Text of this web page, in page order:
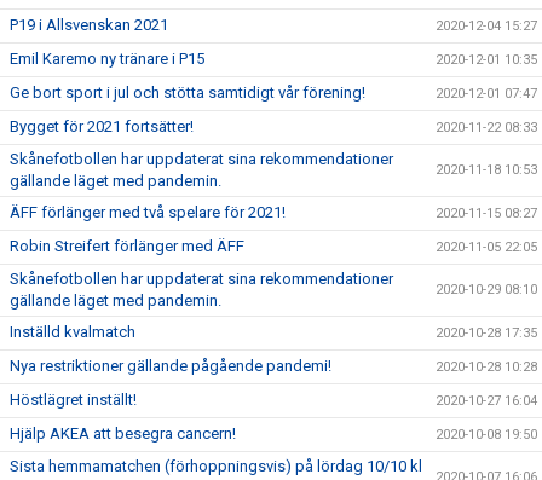
P19 i Allsvenskan 2021 2020-12-04 15:27
Emil Karemo ny tränare i P15 2020-12-01 10:35
Ge bort sport i jul och stötta samtidigt vår förening! 2020-12-01 07:47
Bygget för 2021 fortsätter! 2020-11-22 08:33
Skånefotbollen har uppdaterat sina rekommendationer
gällande läget med pandemin.
2020-11-18 10:53
ÄFF förlänger med två spelare för 2021! 2020-11-15 08:27
Robin Streifert förlänger med ÄFF 2020-11-05 22:05
Skånefotbollen har uppdaterat sina rekommendationer
gällande läget med pandemin.
2020-10-29 08:10
Inställd kvalmatch 2020-10-28 17:35
Nya restriktioner gällande pågående pandemi! 2020-10-28 10:28
Höstlägret inställt! 2020-10-27 16:04
Hjälp AKEA att besegra cancern! 2020-10-08 19:50
Sista hemmamatchen (förhoppningsvis) på lördag 10/10 kl